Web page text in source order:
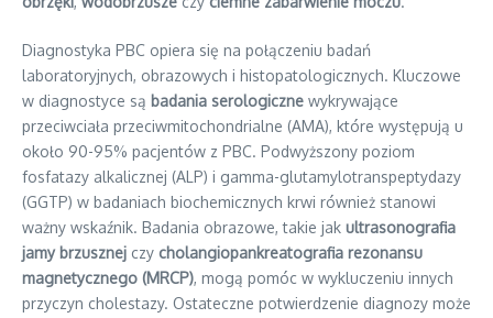
Diagnostyka PBC opiera się na połączeniu badań
laboratoryjnych, obrazowych i histopatologicznych. Kluczowe
w diagnostyce są badania serologiczne wykrywające
przeciwciała przeciwmitochondrialne (AMA), które występują u
około 90-95% pacjentów z PBC. Podwyższony poziom
fosfatazy alkalicznej (ALP) i gamma-glutamylotranspeptydazy
(GGTP) w badaniach biochemicznych krwi również stanowi
ważny wskaźnik. Badania obrazowe, takie jak ultrasonografia
jamy brzusznej czy cholangiopankreatografia rezonansu
magnetycznego (MRCP), mogą pomóc w wykluczeniu innych
przyczyn cholestazy. Ostateczne potwierdzenie diagnozy może